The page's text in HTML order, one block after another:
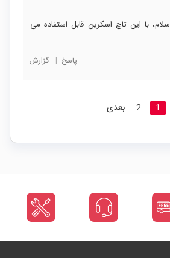
سلام، با این تاچ اسکرین قابل استفاده می
پاسخ | گزارش
1
2 بعدی